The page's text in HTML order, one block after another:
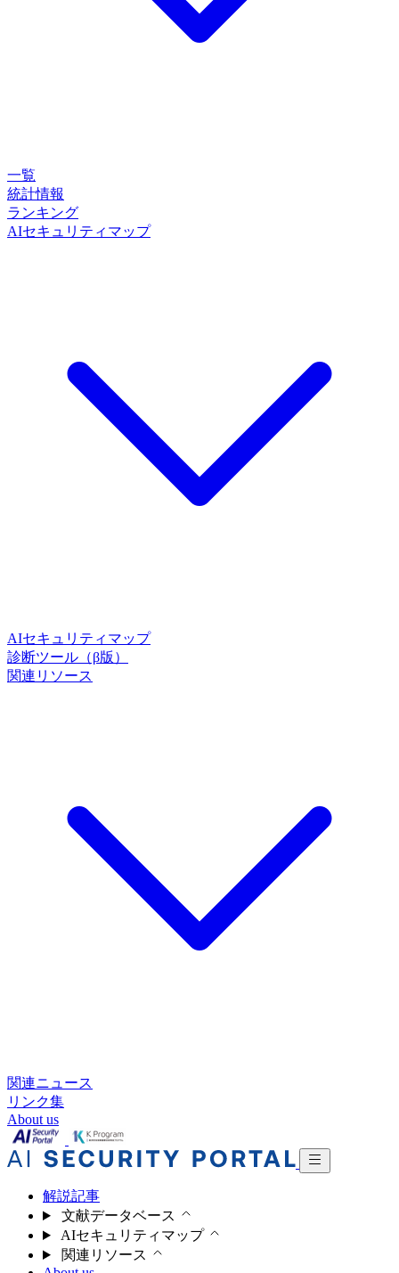
一覧
統計情報
ランキング
AIセキュリティマップ
AIセキュリティマップ
診断ツール（β版）
関連リソース
関連ニュース
リンク集
About us
解説記事
文献データベース
AIセキュリティマップ
関連リソース